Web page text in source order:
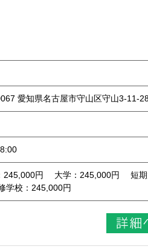
愛知県名古屋市守山区守山3-11-
245,000円 大学：245,000円 短期
校：245,000円